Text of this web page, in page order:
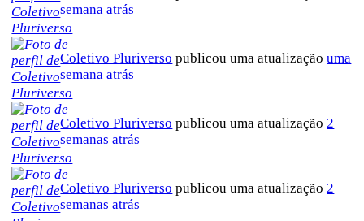
semana atrás
Coletivo Pluriverso publicou uma atualizaçãouma
semana atrás
Coletivo Pluriverso publicou uma atualização2
semanas atrás
Coletivo Pluriverso publicou uma atualização2
semanas atrás